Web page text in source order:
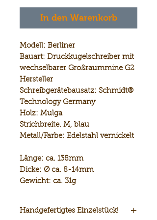
In den Warenkorb
Modell: Berliner
Bauart: Druckkugelschreiber mit
wechselbarer Großraummine G2
Hersteller
Schreibgerätebausatz: Schmidt®
Technology Germany
Holz: Mulga
Strichbreite. M, blau
Metall/Farbe: Edelstahl vernickelt
Länge: ca. 138mm
Dicke: Ø ca. 8-14mm
Gewicht: ca. 31g
Handgefertigtes Einzelstück!